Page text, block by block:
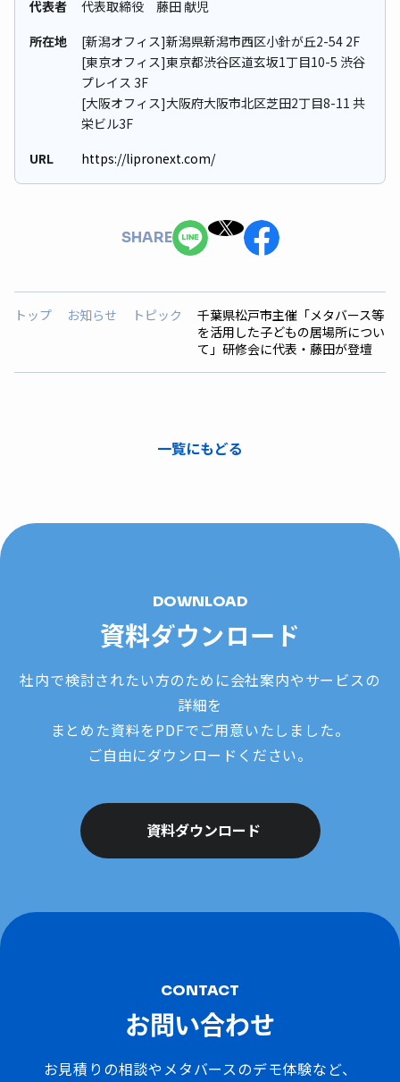
代表者
代表取締役 藤田 献児
所在地
[新潟オフィス]新潟県新潟市西区小針が丘2-54 2F
[東京オフィス]東京都渋谷区道玄坂1丁目10-5 渋谷
プレイス 3F
[大阪オフィス]大阪府大阪市北区芝田2丁目8-11 共
栄ビル3F
URL
https://lipronext.com/
SHARE
トップ お知らせ トピック
千葉県松戸市主催「メタバース等
を活用した子どもの居場所につい
て」研修会に代表・藤田が登壇
一覧にもどる
DOWNLOAD
資料ダウンロード
社内で検討されたい方のために会社案内やサービスの
詳細を
まとめた資料をPDFでご用意いたしました。
ご自由にダウンロードください。
資料ダウンロード
CONTACT
お問い合わせ
お見積りの相談やメタバースのデモ体験など、